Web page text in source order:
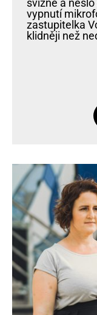
svižné a
vypnutí
zastupitelka
klidněji než